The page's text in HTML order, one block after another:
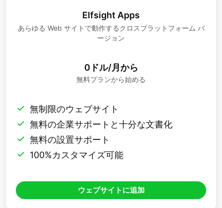
Elfsight Apps
あらゆる Web サイトで動作するクロスプラットフォーム バ
ージョン
0ドル/月から
無料プランから始める
無制限のウェブサイト
無料の企業サポートと十分な文書化
無料の設置サポート
100%カスタマイズ可能
ウェブサイトに追加